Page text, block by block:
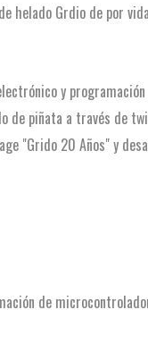
helado Grdio de por
y
de piñata a través de
"Grido 20 Años" y
de